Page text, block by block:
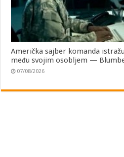
Američka sajber komanda
među svojim osobljem —
07/08/2026